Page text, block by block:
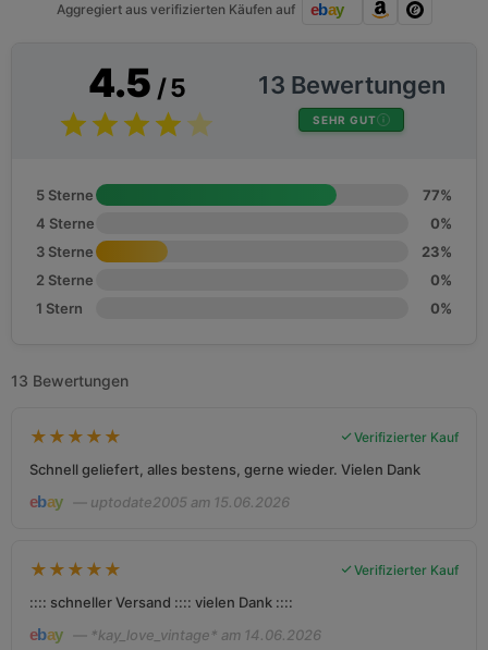
Aggregiert aus verifizierten Käufen auf
4.5 / 5 13 Bewertungen
SEHR GUT
5 Sterne
77%
4 Sterne
0%
3 Sterne
23%
2 Sterne
0%
1 Stern
0%
13 Bewertungen
★ ★ ★ ★ ★ Verifizierter Kauf
Schnell geliefert, alles bestens, gerne wieder. Vielen Dank
— uptodate2005 am 15.06.2026
★ ★ ★ ★ ★ Verifizierter Kauf
:::: schneller Versand :::: vielen Dank ::::
— *kay_love_vintage* am 14.06.2026